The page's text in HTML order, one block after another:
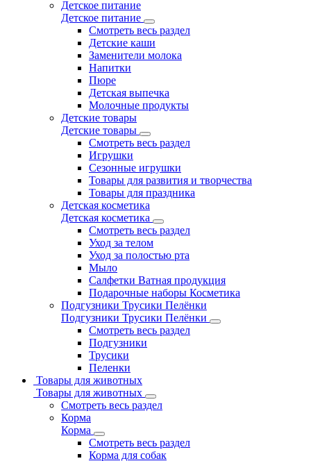
Детское питание
Детское питание
Смотреть весь раздел
Детские каши
Заменители молока
Напитки
Пюре
Детская выпечка
Молочные продукты
Детские товары
Детские товары
Смотреть весь раздел
Игрушки
Сезонные игрушки
Товары для развития и творчества
Товары для праздника
Детская косметика
Детская косметика
Смотреть весь раздел
Уход за телом
Уход за полостью рта
Мыло
Салфетки Ватная продукция
Подарочные наборы Косметика
Подгузники Трусики Пелёнки
Подгузники Трусики Пелёнки
Смотреть весь раздел
Подгузники
Трусики
Пеленки
Товары для животных
Товары для животных
Смотреть весь раздел
Корма
Корма
Смотреть весь раздел
Корма для собак